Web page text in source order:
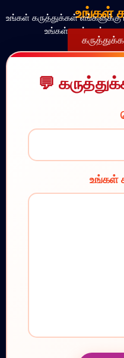
உங்கள்
உங்கள் கருத்துக்கள் எங்களுக்கு
உங்கள் எண்ணங்களை
உங்கள்